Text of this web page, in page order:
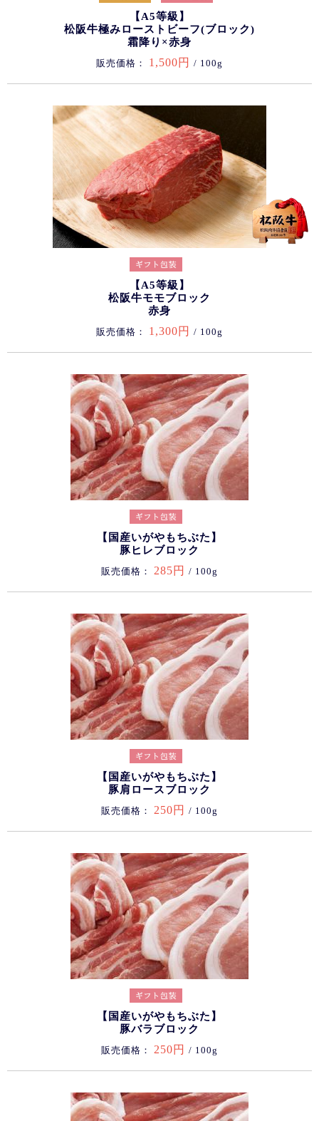
【A5等級】
松阪牛極みローストビーフ(ブロック)
霜降り×赤身
販売価格： 1,500円 / 100g
【A5等級】
松阪牛モモブロック
赤身
販売価格： 1,300円 / 100g
【国産いがやもちぶた】
豚ヒレブロック
販売価格： 285円 / 100g
【国産いがやもちぶた】
豚肩ロースブロック
販売価格： 250円 / 100g
【国産いがやもちぶた】
豚バラブロック
販売価格： 250円 / 100g